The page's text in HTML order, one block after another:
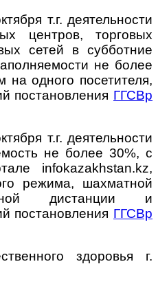
т.г. деятельности
центров, торговых
сетей в субботние
не более
одного посетителя,
постановления ГГСВр
т.г. деятельности
не более 30%, с
infokazakhstan.kz,
режима, шахматной
дистанции и
постановления ГГСВр
здоровья г.